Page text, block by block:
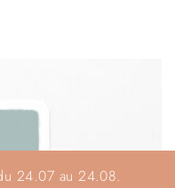
24.07 au 24.08.